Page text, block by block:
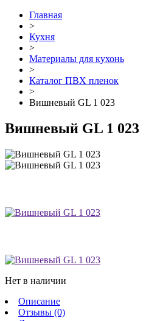
Главная
>
Кухня
>
Материалы для кухонь
>
Каталог ПВХ пленок
>
Вишневый GL 1 023
Вишневый GL 1 023
Нет в наличии
Описание
Отзывы (0)